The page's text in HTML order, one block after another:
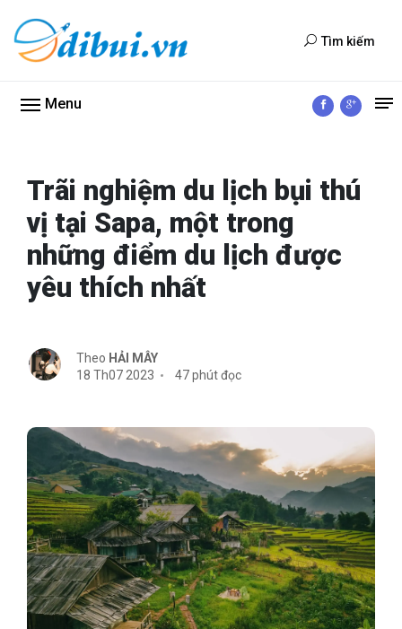
Tìm kiếm
Menu
Trãi nghiệm du lịch bụi thú
vị tại Sapa, một trong
những điểm du lịch được
yêu thích nhất
Theo HẢI MÂY
18 Th07 2023
47 phút đọc